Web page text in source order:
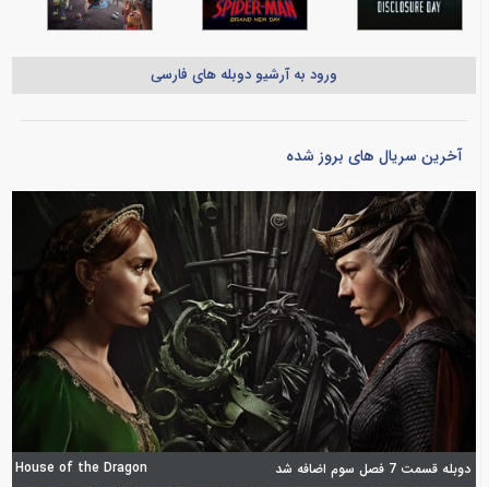
ورود به آرشیو دوبله های فارسی
آخرین سریال های بروز شده
دوبله قسمت 7 فصل سوم اضافه شد House of the Dragon